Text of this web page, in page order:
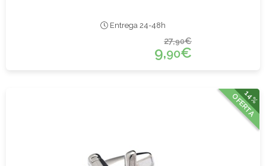
Entrega 24-48h
27,90€
9,90€
14%
OFERTA